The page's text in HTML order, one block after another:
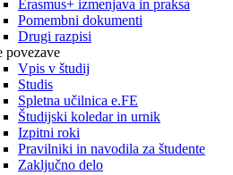
Erasmus+ izmenjava in praksa
Pomembni dokumenti
Drugi razpisi
povezave
Vpis v študij
Studis
Spletna učilnica e.FE
Študijski koledar in urnik
Izpitni roki
Pravilniki in navodila za študente
Zaključno delo